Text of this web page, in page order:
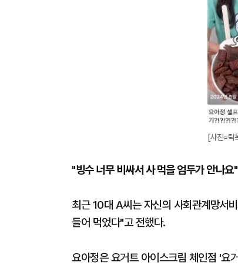
[사진=틱
"빙수 너무 비싸서 사 먹을 엄두가 안나요"
최근 10대 A씨는 자신의 사회관계망서
들어 먹었다"고 전했다.
요아정은 요거트 아이스크림 체인점 '요